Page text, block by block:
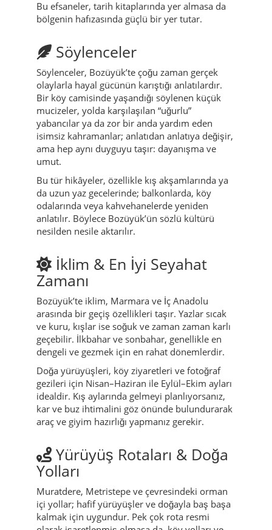
Bu efsaneler, tarih kitaplarında yer almasa da
bölgenin hafızasında güçlü bir yer tutar.
Söylenceler
Söylenceler, Bozüyük’te çoğu zaman gerçek
olaylarla hayal gücünün karıştığı anlatılardır.
Bir köy camisinde yaşandığı söylenen küçük
mucizeler, yolda karşılaşılan “uğurlu”
yabancılar ya da zor bir anda yardım eden
isimsiz kahramanlar; anlatıdan anlatıya değişir,
ama hep aynı duyguyu taşır: dayanışma ve
umut.
Bu tür hikâyeler, özellikle kış akşamlarında ya
da uzun yaz gecelerinde; balkonlarda, köy
odalarında veya kahvehanelerde yeniden
anlatılır. Böylece Bozüyük’ün sözlü kültürü
nesilden nesile aktarılır.
İklim & En İyi Seyahat
Zamanı
Bozüyük’te iklim, Marmara ve İç Anadolu
arasında bir geçiş özellikleri taşır. Yazlar sıcak
ve kuru, kışlar ise soğuk ve zaman zaman karlı
geçebilir. İlkbahar ve sonbahar, genellikle en
dengeli ve gezmek için en rahat dönemlerdir.
Doğa yürüyüşleri, köy ziyaretleri ve fotoğraf
gezileri için Nisan–Haziran ile Eylül–Ekim ayları
idealdir. Kış aylarında gelmeyi planlıyorsanız,
kar ve buz ihtimalini göz önünde bulundurarak
araç ve giyim hazırlığı yapmanız gerekir.
Yürüyüş Rotaları & Doğa
Yolları
Muratdere, Metristepe ve çevresindeki orman
içi yollar; hafif yürüyüşler ve doğayla baş başa
kalmak için uygundur. Pek çok rota resmi